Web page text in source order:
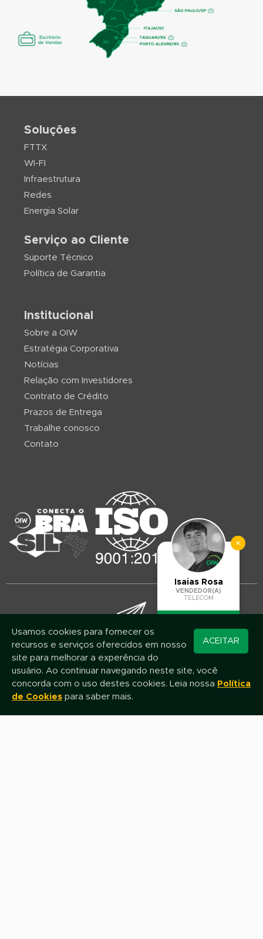
Soluções
FTTX
WI-FI
Infraestrutura
Redes
Energia Solar
Serviço ao Cliente
Suporte Técnico
Política de Garantia
Institucional
Sobre a OIW
Estratégia Corporativa
Notícias
Relação com Investidores
Contrato de Crédito
Prazos de Entrega
Trabalhe conosco
Contato
Mantenha-se atualizado!
Assine nossa newsletter e fique por dentro das novidades e promoções
Nome
×
Isaias Rosa
VENDEDOR(A)
TELECOM
Converse pelo
WhatsApp
ACEITAR
Usamos cookies para fornecer os
recursos e serviços oferecidos em nosso
site para melhorar a experência do
usuário. Ao continuar navegando neste site, você
concorda com o uso destes cookies. Leia nossa Política
de Cookies para saber mais.